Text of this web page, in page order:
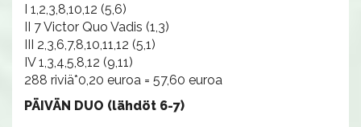
I 1,2,3,8,10,12 (5,6)
II 7 Victor Quo Vadis (1,3)
III 2,3,6,7,8,10,11,12 (5,1)
IV 1,3,4,5,8,12 (9,11)
288 riviä*0,20 euroa = 57,60 euroa
PÄIVÄN DUO (lähdöt 6-7)